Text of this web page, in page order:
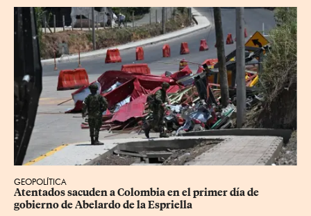
GEOPOLÍTICA
Atentados sacuden a Colombia en el primer día de
gobierno de Abelardo de la Espriella